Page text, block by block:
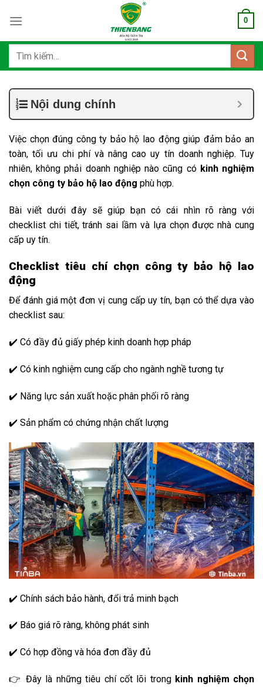
qua
dung
0
Tìm
Nội dung chính
Việc chọn đúng công ty bảo hộ lao động giúp đảm bảo an
toàn, tối ưu chi phí và nâng cao uy tín doanh nghiệp. Tuy
nhiên, không phải doanh nghiệp nào cũng có kinh nghiệm
chọn công ty bảo hộ lao động phù hợp.
Bài viết dưới đây sẽ giúp bạn có cái nhìn rõ ràng với
checklist chi tiết, tránh sai lầm và lựa chọn được nhà cung
cấp uy tín.
Checklist tiêu chí chọn công ty bảo hộ lao
động
Để đánh giá một đơn vị cung cấp uy tín, bạn có thể dựa vào
checklist sau:
✔️ Có đầy đủ giấy phép kinh doanh hợp pháp
✔️ Có kinh nghiệm cung cấp cho ngành nghề tương tự
✔️ Năng lực sản xuất hoặc phân phối rõ ràng
✔️ Sản phẩm có chứng nhận chất lượng
✔️ Chính sách bảo hành, đổi trả minh bạch
✔️ Báo giá rõ ràng, không phát sinh
✔️ Có hợp đồng và hóa đơn đầy đủ
👉 Đây là những tiêu chí cốt lõi trong kinh nghiệm chọn